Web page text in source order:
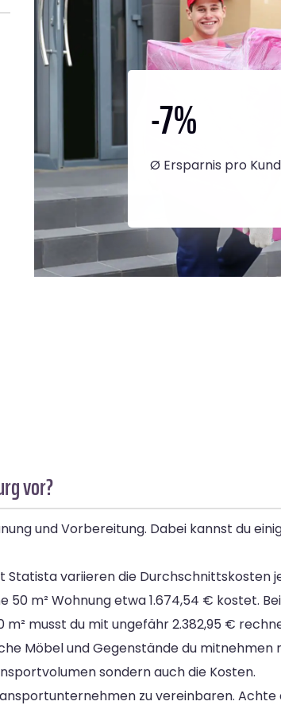
-7%
Ø Ersparnis pro
vor?
und Vorbereitung. Dabei kannst du
variieren die Durchschnittskosten
m² Wohnung etwa 1.674,54 € kostet.
m² musst du mit ungefähr 2.382,95 €
Möbel und Gegenstände du
sondern auch die Kosten.
zu vereinbaren. Achte